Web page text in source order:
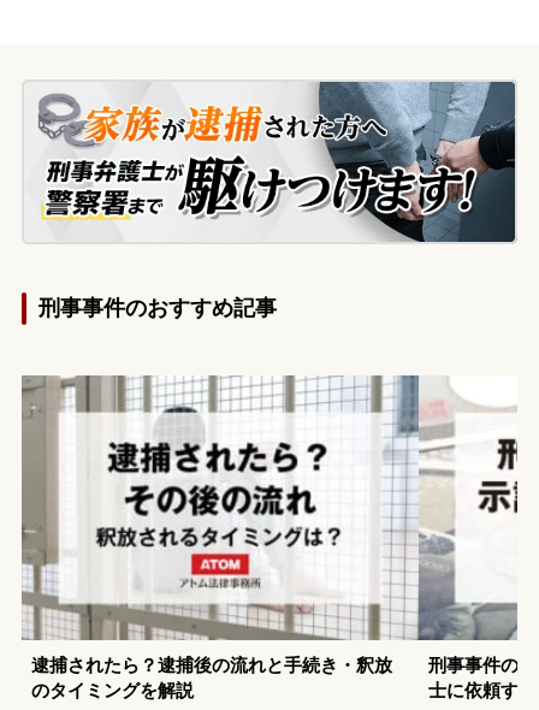
逮捕された際に、その事実も認めました。
過去に同種の前歴がありました。逮捕・勾
留された後、ご両親が詳しい状況の確認と
今後の見通しを知りたいと、当事務所に電
話でご相談されました。
刑事事件のおすすめ記事
逮捕されたら？逮捕後の流れと手続き・釈放
のタイミングを解説
刑事事件の
士に依頼す